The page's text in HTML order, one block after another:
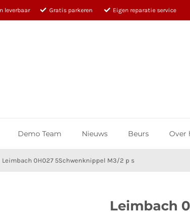
leverbaar Gratis parkeren Eigen reparatie service
Demo Team Nieuws Beurs Over
Leimbach 0H027 5Schwenknippel M3/2 p s
Leimbach